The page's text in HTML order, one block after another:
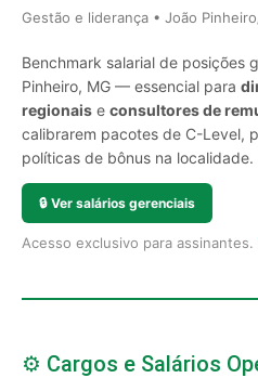
Gestão e liderança • João
Benchmark salarial de posições
Pinheiro, MG — essencial para
regionais e consultores de
calibrarem pacotes de C-Level,
políticas de bônus na localidade.
🔒 Ver salários gerenciais
Acesso exclusivo para assinantes.
⚙️ Cargos e Salários